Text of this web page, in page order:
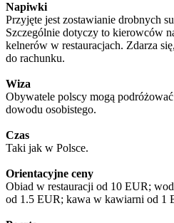
Napiwki
Przyjęte jest zostawianie drobnych
Szczególnie dotyczy to kierowców
kelnerów w restauracjach. Zdarza
do rachunku.
Wiza
Obywatele polscy mogą
dowodu osobistego.
Czas
Taki jak w Polsce.
Orientacyjne ceny
Obiad w restauracji od 10 EUR;
od 1.5 EUR; kawa w kawiarni od 1